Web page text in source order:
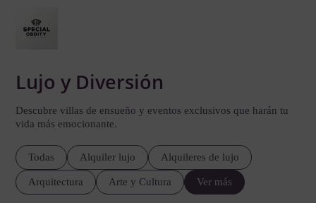
Lujo y Diversión
Descubre villas de ensueño y eventos exclusivos que harán tu
vida más emocionante.
Todas Alquiler lujo Alquileres de lujo
Arquitectura Arte y Cultura Ver más